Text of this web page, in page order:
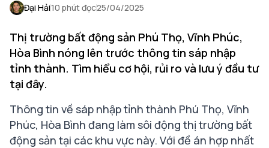
Đại Hải10 phút đọc25/04/2025
Thị trường bất động sản Phú Thọ, Vĩnh Phúc,
Hòa Bình nóng lên trước thông tin sáp nhập
tỉnh thành. Tìm hiểu cơ hội, rủi ro và lưu ý đầu tư
tại đây.
Thông tin về sáp nhập tỉnh thành Phú Thọ, Vĩnh
Phúc, Hòa Bình đang làm sôi động thị trường bất
động sản tại các khu vực này. Với đề án hợp nhất